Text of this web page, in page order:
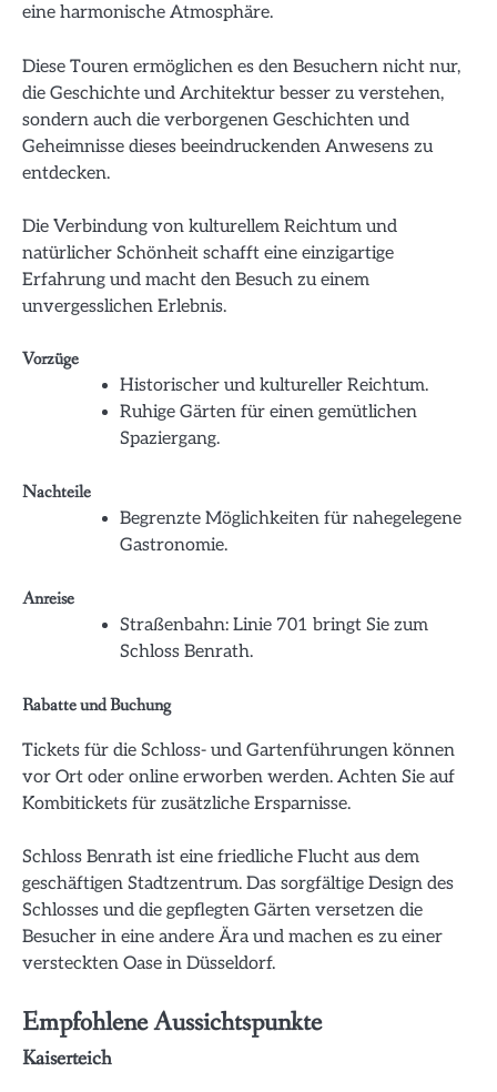
eine harmonische Atmosphäre.
Diese Touren ermöglichen es den Besuchern nicht nur,
die Geschichte und Architektur besser zu verstehen,
sondern auch die verborgenen Geschichten und
Geheimnisse dieses beeindruckenden Anwesens zu
entdecken.
Die Verbindung von kulturellem Reichtum und
natürlicher Schönheit schafft eine einzigartige
Erfahrung und macht den Besuch zu einem
unvergesslichen Erlebnis.
Vorzüge
Historischer und kultureller Reichtum.
Ruhige Gärten für einen gemütlichen
Spaziergang.
Nachteile
Begrenzte Möglichkeiten für nahegelegene
Gastronomie.
Anreise
Straßenbahn: Linie 701 bringt Sie zum
Schloss Benrath.
Rabatte und Buchung
Tickets für die Schloss- und Gartenführungen können
vor Ort oder online erworben werden. Achten Sie auf
Kombitickets für zusätzliche Ersparnisse.
Schloss Benrath ist eine friedliche Flucht aus dem
geschäftigen Stadtzentrum. Das sorgfältige Design des
Schlosses und die gepflegten Gärten versetzen die
Besucher in eine andere Ära und machen es zu einer
versteckten Oase in Düsseldorf.
Empfohlene Aussichtspunkte
Kaiserteich